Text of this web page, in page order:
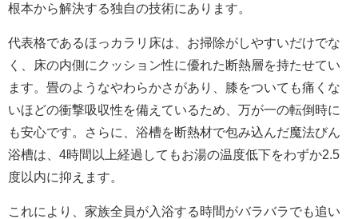
根本から解決する独自の技術にあります。
代表格であるほっカラリ床は、お掃除がしやすいだけでな
く、床の内側にクッション性に優れた断熱層を持たせてい
ます。畳のようなやわらかさがあり、膝をついても痛くな
いほどの衝撃吸収性を備えているため、万が一の転倒時に
も安心です。さらに、浴槽を断熱材で包み込んだ魔法びん
浴槽は、4時間以上経過してもお湯の温度低下をわずか2.5
度以内に抑えます。
これにより、家族全員が入浴する時間がバラバラでも追い